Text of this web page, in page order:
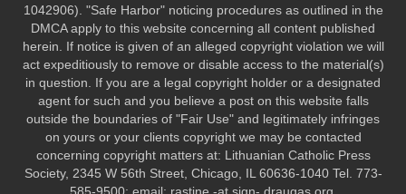
1042906). "Safe Harbor" noticing procedures as outlined in the
DMCA apply to this website concerning all content published
herein. If notice is given of an alleged copyright violation we will
act expeditiously to remove or disable access to the material(s)
in question. If you are a legal copyright holder or a designated
agent for such and you believe a post on this website falls
outside the boundaries of "Fair Use" and legitimately infringes
on yours or your clients copyright we may be contacted
concerning copyright matters at: Lithuanian Catholic Press
Society, 2345 W 56th Street, Chicago, IL 60636-1040 Tel. 773-